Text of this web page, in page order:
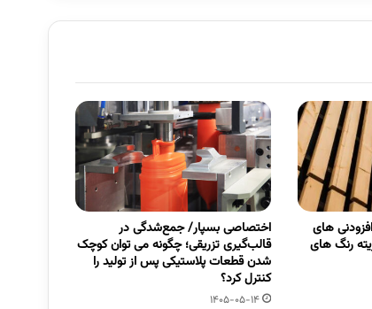
های
رنگ های
اختصاصی بسپار/ جمع‌شدگی در
قالب‌گیری تزریقی؛ چگونه می توان کوچک
شدن قطعات پلاستیکی پس از تولید را
کنترل کرد؟
1405-05-14